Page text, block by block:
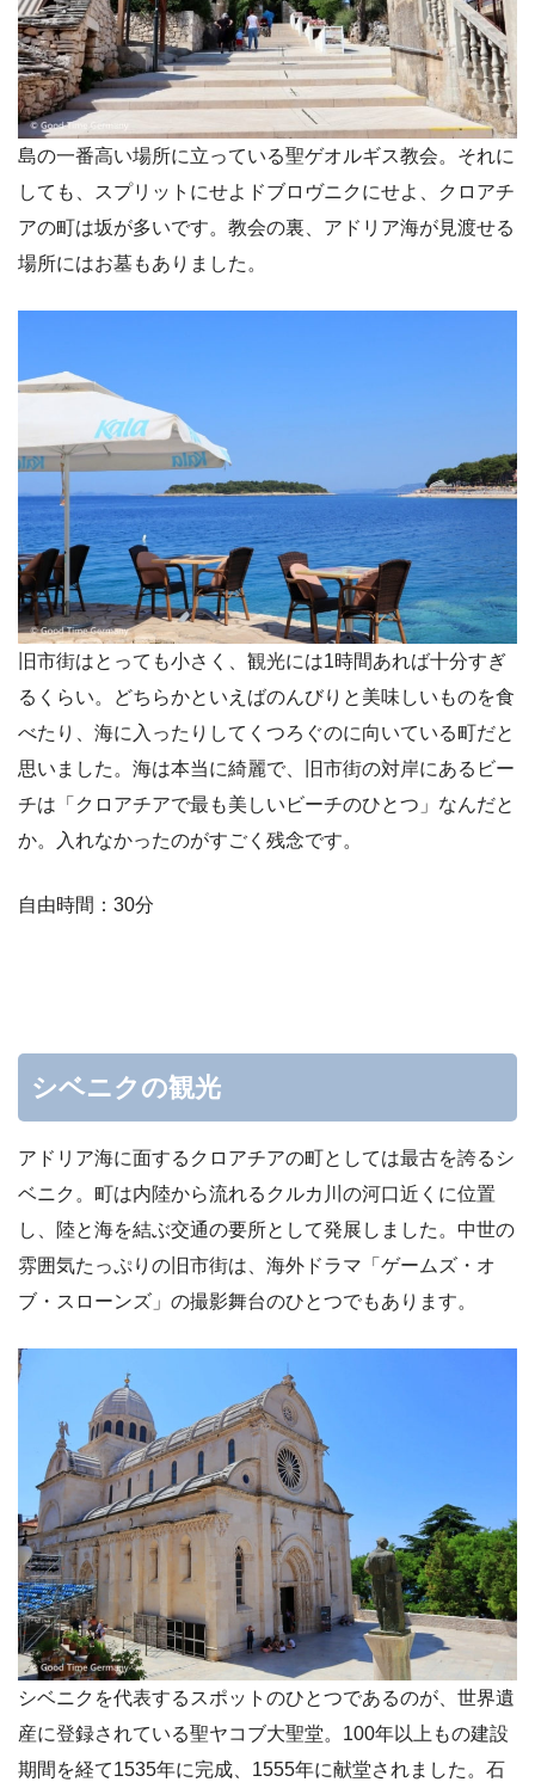
島の一番高い場所に立っている聖ゲオルギス教会。それに
しても、スプリットにせよドブロヴニクにせよ、クロアチ
アの町は坂が多いです。教会の裏、アドリア海が見渡せる
場所にはお墓もありました。
旧市街はとっても小さく、観光には1時間あれば十分すぎ
るくらい。どちらかといえばのんびりと美味しいものを食
べたり、海に入ったりしてくつろぐのに向いている町だと
思いました。海は本当に綺麗で、旧市街の対岸にあるビー
チは「クロアチアで最も美しいビーチのひとつ」なんだと
か。入れなかったのがすごく残念です。
自由時間：30分
シベニクの観光
アドリア海に面するクロアチアの町としては最古を誇るシ
ベニク。町は内陸から流れるクルカ川の河口近くに位置
し、陸と海を結ぶ交通の要所として発展しました。中世の
雰囲気たっぷりの旧市街は、海外ドラマ「ゲームズ・オ
ブ・スローンズ」の撮影舞台のひとつでもあります。
シベニクを代表するスポットのひとつであるのが、世界遺
産に登録されている聖ヤコブ大聖堂。100年以上もの建設
期間を経て1535年に完成、1555年に献堂されました。石